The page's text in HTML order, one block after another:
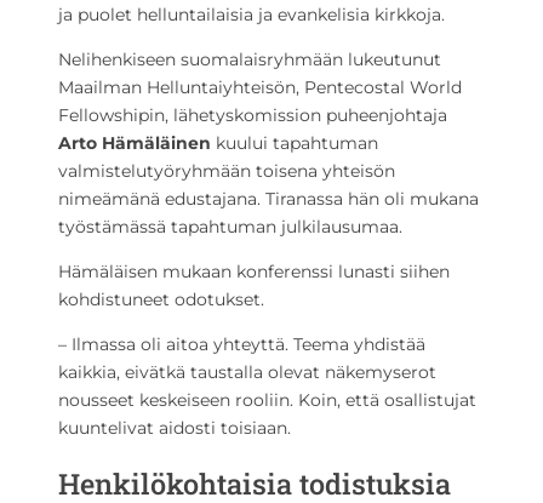
ja puolet helluntailaisia ja evankelisia kirkkoja.
Nelihenkiseen suomalaisryhmään lukeutunut
Maailman Helluntaiyhteisön, Pentecostal World
Fellowshipin, lähetyskomission puheenjohtaja
Arto Hämäläinen kuului tapahtuman
valmistelutyöryhmään toisena yhteisön
nimeämänä edustajana. Tiranassa hän oli mukana
työstämässä tapahtuman julkilausumaa.
Hämäläisen mukaan konferenssi lunasti siihen
kohdistuneet odotukset.
– Ilmassa oli aitoa yhteyttä. Teema yhdistää
kaikkia, eivätkä taustalla olevat näkemyserot
nousseet keskeiseen rooliin. Koin, että osallistujat
kuuntelivat aidosti toisiaan.
Henkilökohtaisia todistuksia